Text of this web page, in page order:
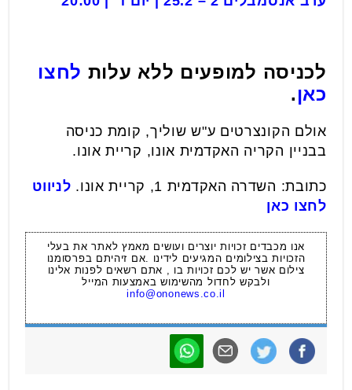
לכניסה למופעים ללא עלות לחצו
כאן.
אולם הקונצרטים ע"ש שוליך, קומת כניסה
בבניין הקריה האקדמית אונו, קריית אונו.
כתובת: השדרה האקדמית 1, קריית אונו.
לניווט
לחצו כאן
אנו מכבדים זכויות יוצרים ועושים מאמץ לאתר את בעלי
הזכויות בצילומים המגיעים לידינו .אם זיהיתם בפרסומנו
צילום אשר יש לכם זכויות בו , אתם רשאים לפנות אלינו
ולבקש לחדול מהשימוש באמצעות המייל
info@ononews.co.il